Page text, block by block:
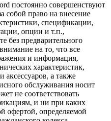
постоянно совершенствуют
собой право на внесение
спецификации,
опции и т.п.,
без предварительного
на то, что все
и информация,
характеристик,
а также
обслуживания носит
не соответствовать
и ни при каких
офертой, определяемой